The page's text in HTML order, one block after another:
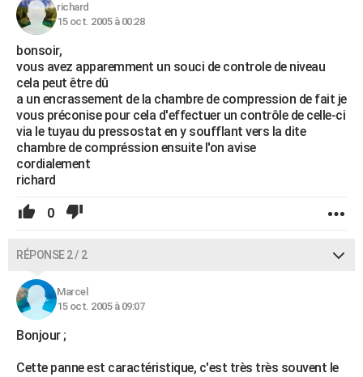
S'inscrire
Se connecter
Lycées
Collèges
Primaires
Universités
Entreprises
Service militaire
Avis de recherche
AVIS DE DÉCÈS
FORUM
Bricolage
Lifestyle
Culture
Sport
Auto
Television
Voyage
Cinema
richard
15 oct. 2005 à 00:28
bonsoir,
vous avez apparemment un souci de controle de niveau
cela peut être dû
a un encrassement de la chambre de compression de fait je
vous préconise pour cela d'effectuer un contrôle de celle-ci
via le tuyau du pressostat en y soufflant vers la dite
chambre de compréssion ensuite l'on avise
cordialement
richard
0
RÉPONSE 2 / 2
Marcel
15 oct. 2005 à 09:07
Bonjour ;
Cette panne est caractéristique, c'est très très souvent le